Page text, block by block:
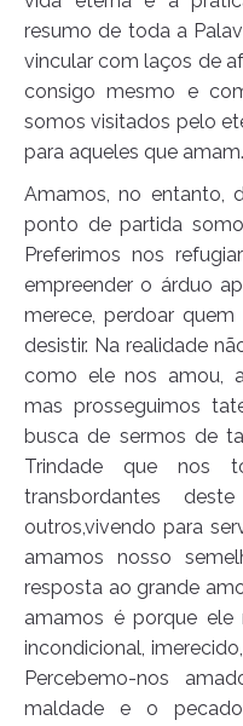
resumo de toda a
vincular com laços de
consigo mesmo e
somos visitados pelo
para aqueles que amam.
Amamos, no entanto,
ponto de partida
Preferimos nos
empreender o árduo
merece, perdoar
desistir. Na realidade
como ele nos amou,
mas prosseguimos
busca de sermos de
Trindade que nos
transbordantes
outros,vivendo para
amamos nosso
resposta ao grande
amamos é porque ele
incondicional,
Percebemo-nos
maldade e o